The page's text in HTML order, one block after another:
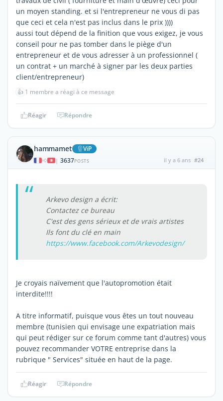
un moyen standing. et si l'entrepreneur ne vous di pas
que ceci et cela n'est pas inclus dans le prix ))))
aussi tout dépend de la finition que vous exigez, je vous
conseil pour ne pas tomber dans le piège d'un
entrepreneur et de vous adresser à un professionnel (
un contrat + un marché à signer par les deux parties
client/entrepreneur)
👍 1 membre a réagi à ce message
Réagir Répondre
hammamet ViP
| 3637POSTS il y a 6 ans #24
Arkevo design a écrit:
Contactez ce bureau
C'est des gens sérieux et de vrais artistes
Ils font du clé en main
https://www.facebook.com/Arkevodesign/
Je croyais naïvement que l'autopromotion était
interdite!!!!
A titre informatif, puisque vous êtes un tout nouveau
membre (tunisien qui envisage une expatriation mais
qui peut rédiger sur ce forum comme tant d'autres) vous
pouvez recommander VOTRE entreprise dans la
rubrique " Services" située en haut de la page.
Réagir Répondre